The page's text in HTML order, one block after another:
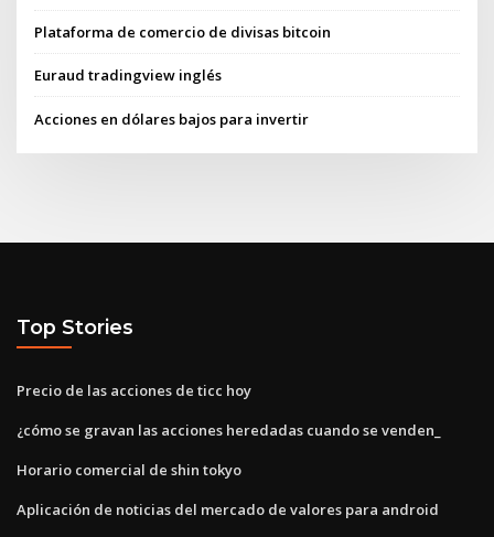
Plataforma de comercio de divisas bitcoin
Euraud tradingview inglés
Acciones en dólares bajos para invertir
Top Stories
Precio de las acciones de ticc hoy
¿cómo se gravan las acciones heredadas cuando se venden_
Horario comercial de shin tokyo
Aplicación de noticias del mercado de valores para android